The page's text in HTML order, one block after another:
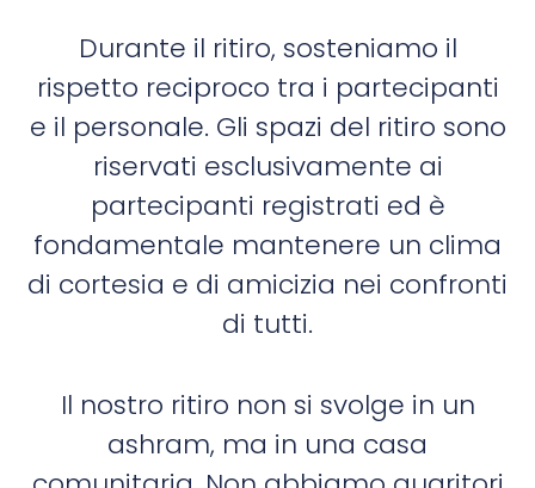
Durante il ritiro, sosteniamo il
rispetto reciproco tra i partecipanti
e il personale. Gli spazi del ritiro sono
riservati esclusivamente ai
partecipanti registrati ed è
fondamentale mantenere un clima
di cortesia e di amicizia nei confronti
di tutti.
Il nostro ritiro non si svolge in un
ashram, ma in una casa